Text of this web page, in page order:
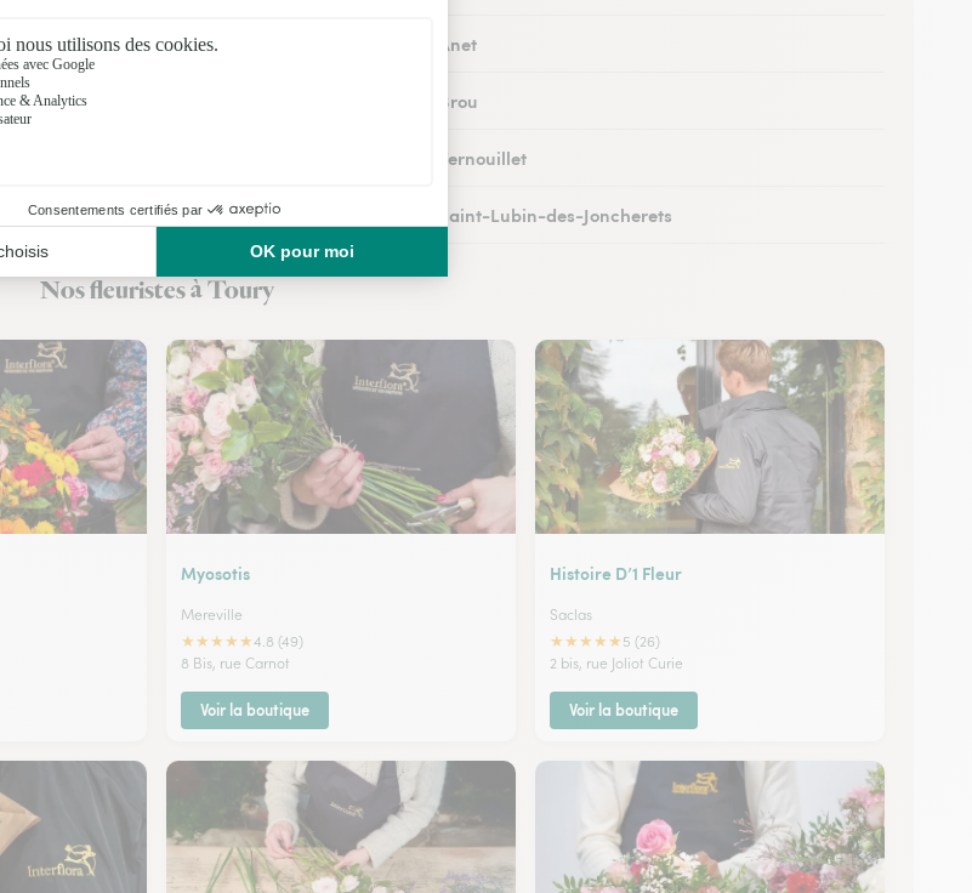
Fleuristes à Anet
Fleuristes à Brou
Fleuristes à Vernouillet
Fleuristes à Saint-Lubin-des-Joncherets
Fleuristes à Lucé
Nos fleuristes à Toury
Myosotis
Mereville
★★★★★4.8 (49)
8 Bis, rue Carnot
Voir la boutique
Histoire D’1 Fleur
Saclas
★★★★★ 5 (26)
2 bis, rue Joliot Curie
Voir la boutique